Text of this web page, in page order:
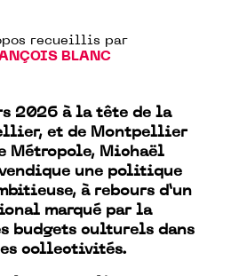
recueillis par
BLANC
2026 à la tête de la
et de Montpellier
Métropole, Michaël
une politique
à rebours d’un
marqué par la
budgets culturels dans
collectivités.